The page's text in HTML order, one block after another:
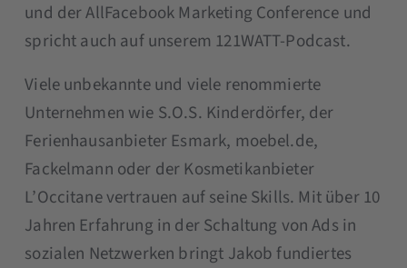
und der AllFacebook Marketing Conference und
spricht auch auf unserem 121WATT-Podcast.
Viele unbekannte und viele renommierte
Unternehmen wie S.O.S. Kinderdörfer, der
Ferienhausanbieter Esmark, moebel.de,
Fackelmann oder der Kosmetikanbieter
L’Occitane vertrauen auf seine Skills. Mit über 10
Jahren Erfahrung in der Schaltung von Ads in
sozialen Netzwerken bringt Jakob fundiertes